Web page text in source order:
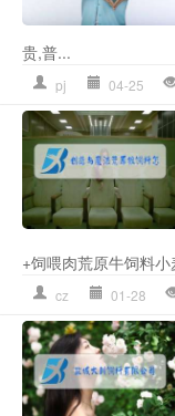
贵,普...
pj 04-25
+饲喂肉荒原牛饲料
cz 01-28